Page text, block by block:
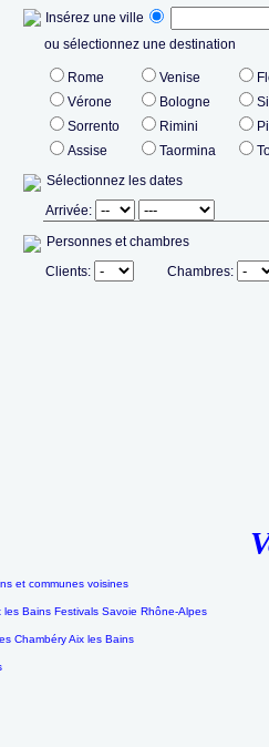
Insérez une ville
ou sélectionnez une destination
Rome Venise
Vérone
Bologne
Sorrento
Rimini
Assise
Taormina
Sélectionnez les dates
Arrivée:
Personnes et chambres
Clients:
Chambres:
et communes voisines
les Bains Festivals Savoie Rhône-Alpes
Chambéry Aix les Bains